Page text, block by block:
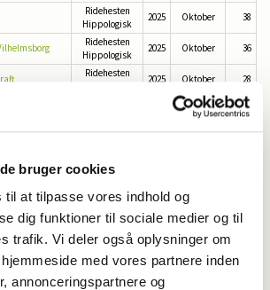
bruger cookies
til at tilpasse vores indhold og
dig funktioner til sociale medier og til
trafik. Vi deler også oplysninger om
med vores partnere inden
annonceringspartnere og
Ridehesten
Hippologisk
2025 Oktober 38
Ridehesten
Hippologisk
2025 Oktober 36
Ridehesten
2025 Oktober 28
guldet Oktober 22
Ridehesten
fremtidens
Ridehesten
Hunden 2025 September
Hunden 2025 September
makker og en
Hunden 2025 September
dansk jubel
Hunden 2025 September
Klub
Hunden 2025